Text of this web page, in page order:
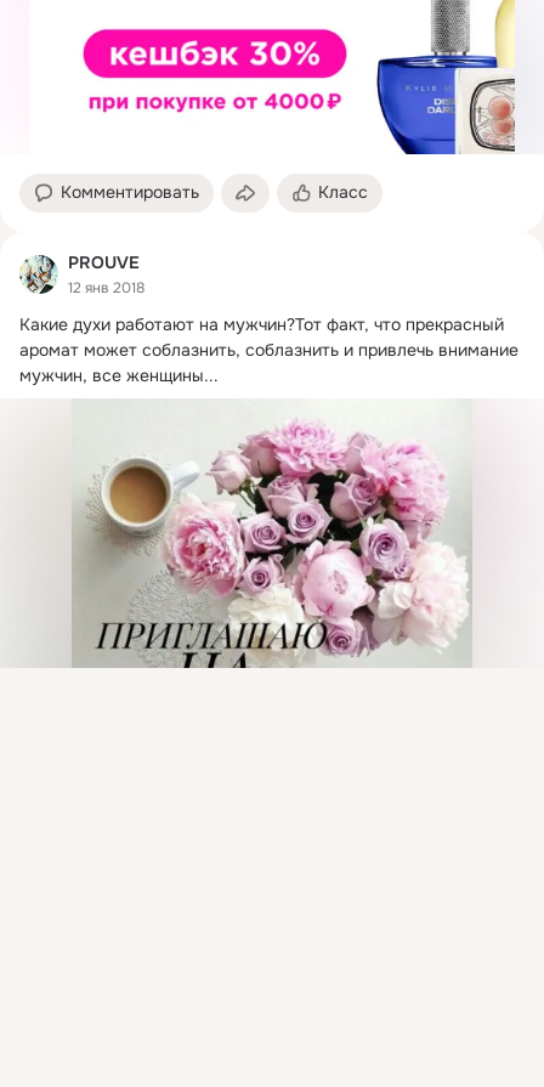
Комментировать Класс
PROUVE
12 янв 2018
Какие духи работают на мужчин?Тот факт, что прекрасный
аромат может соблазнить, соблазнить и привлечь внимание
мужчин, все женщины...